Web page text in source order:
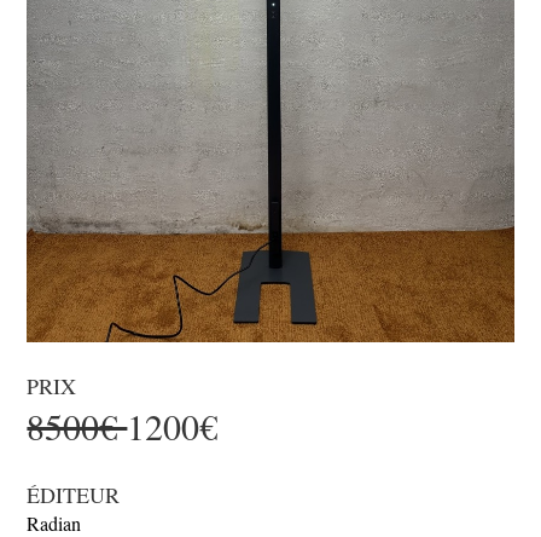
PRIX
8500€1200€
ÉDITEUR
Radian